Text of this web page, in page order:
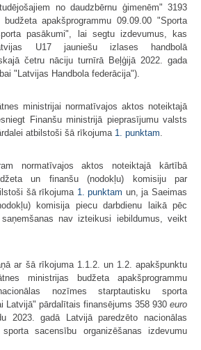
no daudzbērnu ģimenēm" 3193
apakšprogrammu 09.09.00 "Sporta
pasākumi", lai segtu izdevumus, kas
U17 jauniešu izlases handbolā
četru nāciju turnīrā Beļģijā 2022. gada
"Latvijas Handbola federācija").
ministrijai normatīvajos aktos noteiktajā
Finanšu ministrijā pieprasījumu valsts
atbilstoši šā rīkojuma 1. punktam
normatīvajos aktos noteiktajā kārtībā
un finanšu (nodokļu) komisiju par
šā rīkojuma 1. punktam un, ja Saeimas
komisija piecu darbdienu laikā pēc
nav izteikusi iebildumus, veikt
ar šā rīkojuma 1.1.2. un 1.2. apakšpunktu
ministrijas budžeta apakšprogrammu
nozīmes starptautisku sporta
Latvijā" pārdalītais finansējums 358 930 euro
2023. gadā Latvijā paredzēto nacionālas
sacensību organizēšanas izdevumu